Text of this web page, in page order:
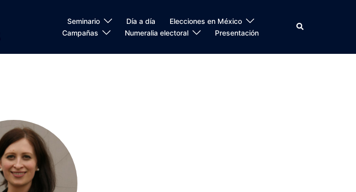
Seminario Día a día
Elecciones en México
Campañas
Numeralia electoral Presentación
Search